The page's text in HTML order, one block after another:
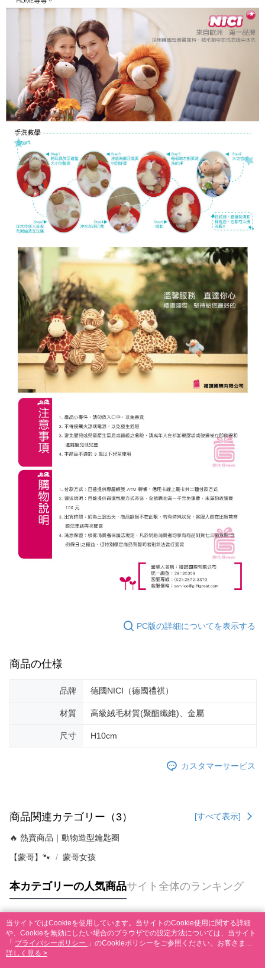
PC版の詳細についてを表示する
商品の仕様
品牌 德國NICI（德國禮祺）
材質 高級絨毛材質(聚酯纖維)、金屬
尺寸 H10cm
カスタマーサービス
商品関連カテゴリー（3） [すべて表示]
🔥 熱賣商品｜動物造型鑰匙圈
【蒙哥】🐾 蒙哥女孩
本カテゴリーの人気商品サイト全体のランキング
人気タグ
当サイトではCookieを使用しています。当サイトのCookie使用に関する詳細
や、Cookieを無効にしたい場合のブラウザでの設定方法については、当サイト
「 プライバシーポリシー 」のCookieポリシーをご参照ください。お客さま
が、当サイトを引き続き使用される場合、当社がサイト利用規約のCookieポリ
詳しく見る >